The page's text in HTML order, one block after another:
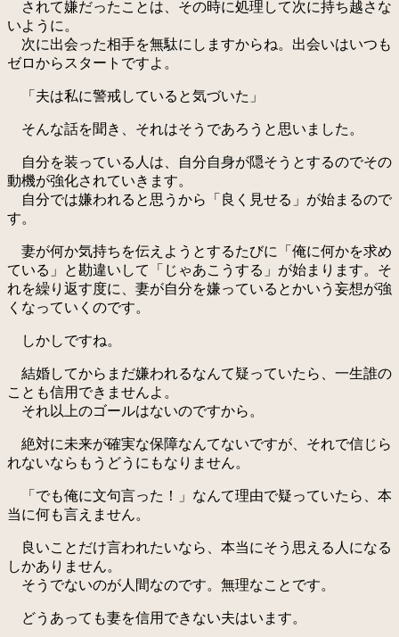
されて嫌だったことは、その時に処理して次に持ち越さな
いように。
次に出会った相手を無駄にしますからね。出会いはいつも
ゼロからスタートですよ。
「夫は私に警戒していると気づいた」
そんな話を聞き、それはそうであろうと思いました。
自分を装っている人は、自分自身が隠そうとするのでその
動機が強化されていきます。
自分では嫌われると思うから「良く見せる」が始まるので
す。
妻が何か気持ちを伝えようとするたびに「俺に何かを求め
ている」と勘違いして「じゃあこうする」が始まります。そ
れを繰り返す度に、妻が自分を嫌っているとかいう妄想が強
くなっていくのです。
しかしですね。
結婚してからまだ嫌われるなんて疑っていたら、一生誰の
ことも信用できませんよ。
それ以上のゴールはないのですから。
絶対に未来が確実な保障なんてないですが、それで信じら
れないならもうどうにもなりません。
「でも俺に文句言った！」なんて理由で疑っていたら、本
当に何も言えません。
良いことだけ言われたいなら、本当にそう思える人になる
しかありません。
そうでないのが人間なのです。無理なことです。
どうあっても妻を信用できない夫はいます。